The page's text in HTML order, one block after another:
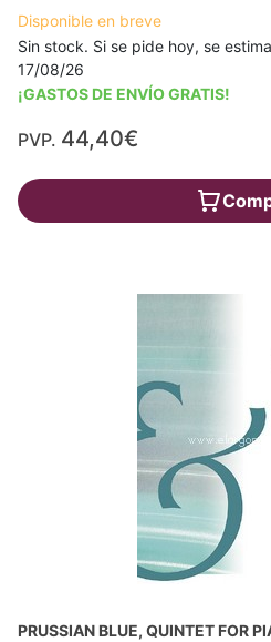
Disponible en breve
Sin stock. Si se pide hoy, se
17/08/26
¡GASTOS DE ENVÍO GRATIS!
PVP. 44,40€
PRUSSIAN BLUE, QUINTET FOR